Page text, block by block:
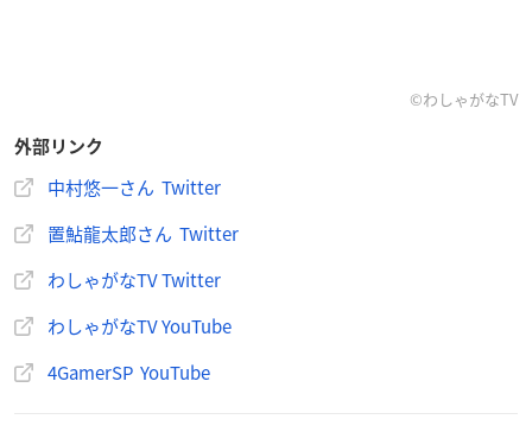
©わしゃがなTV
外部リンク
中村悠一さん Twitter
置鮎龍太郎さん Twitter
わしゃがなTV Twitter
わしゃがなTV YouTube
4GamerSP YouTube